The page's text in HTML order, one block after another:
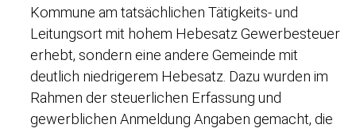
Kommune am tatsächlichen Tätigkeits- und
Leitungsort mit hohem Hebesatz Gewerbesteuer
erhebt, sondern eine andere Gemeinde mit
deutlich niedrigerem Hebesatz. Dazu wurden im
Rahmen der steuerlichen Erfassung und
gewerblichen Anmeldung Angaben gemacht, die